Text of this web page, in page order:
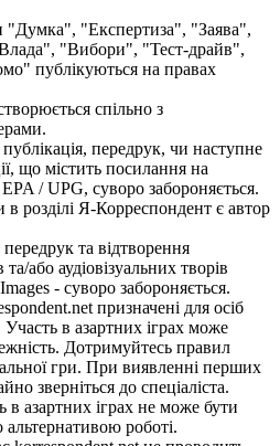
"Думка", "Експертиза", "Заява",
"Вибори", "Тест-драйв",
публікуються на правах
спільно з
передрук, чи наступне
що містить посилання на
/ UPG, суворо забороняється.
в розділі Я-Корреспондент є автор
та відтворення
або аудіовізуальних творів
- суворо забороняється.
призначені для осіб
в азартних іграх може
Дотримуйтесь правил
гри. При виявленні перших
зверніться до спеціаліста.
в азартних іграх не може бути
роботі.